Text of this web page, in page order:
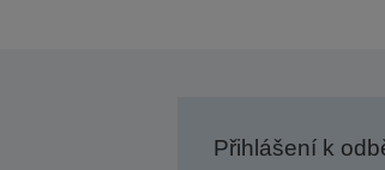
Přihlášení k